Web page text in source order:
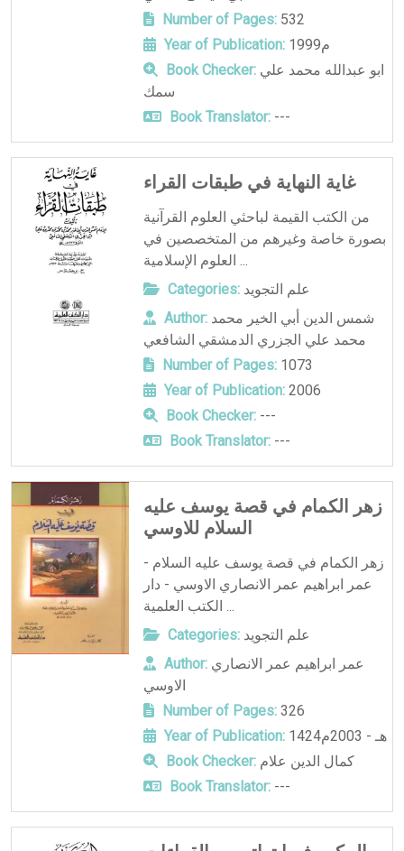
Number of Pages:532
Year of Publication:
1999م
Book Checker:ابو عبدالله محمد علي
سمك
Book Translator:---
غاية النهاية في طبقات القراء
من الكتب القيمة لباحثي العلوم القرآنية
بصورة خاصة وغيرهم من المتخصصين في
العلوم الإسلامية ...
Categories: علم التجويد
Author: شمس الدين أبي الخير محمد
محمد علي الجزري الدمشقي الشافعي
Number of Pages:1073
Year of Publication:2006
Book Checker:---
Book Translator:---
زهر الكمام في قصة يوسف عليه
السلام للاوسي
زهر الكمام في قصة يوسف عليه السلام -
عمر ابراهيم عمر الانصاري الاوسي - دار
الكتب العلمية ...
Categories: علم التجويد
Author: عمر ابراهيم عمر الانصاري
الاوسي
Number of Pages:326
Year of Publication:
1424هـ - 2003م
Book Checker: كمال الدين علام
Book Translator:---